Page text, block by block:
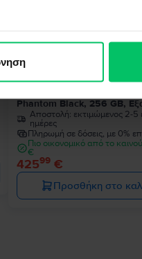
Samsung Galaxy S22 Ultra
Phantom Black, 256 GB,
Αποστολή: εκτιμώμενος 2-5
ημέρες
Πληρωμή σε δόσεις, με 0%
Πιο οικονομικό από το
€
42599 €
Προσθήκη στο